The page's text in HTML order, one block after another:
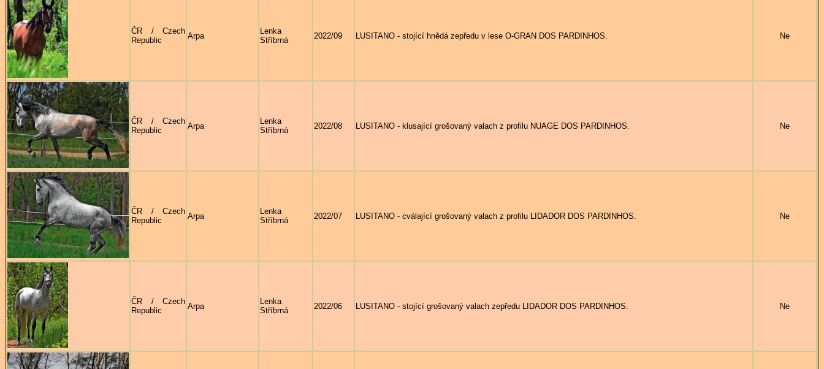
ČR / Czech
Republic
Arpa
Lenka
Stříbrná
2022/09 LUSITANO - stojící hnědá zepředu v lese O-GRAN DOS PARDINHOS. Ne
ČR / Czech
Republic
Arpa
Lenka
Stříbrná
2022/08 LUSITANO - klusající grošovaný valach z profilu NUAGE DOS PARDINHOS. Ne
ČR / Czech
Republic
Arpa
Lenka
Stříbrná
2022/07 LUSITANO - cválající grošovaný valach z profilu LIDADOR DOS PARDINHOS. Ne
ČR / Czech
Republic
Arpa
Lenka
Stříbrná
2022/06 LUSITANO - stojící grošovaný valach zepředu LIDADOR DOS PARDINHOS. Ne